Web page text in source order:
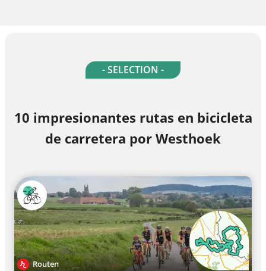
- SELECTION -
10 impresionantes rutas en bicicleta
de carretera por Westhoek
Routen